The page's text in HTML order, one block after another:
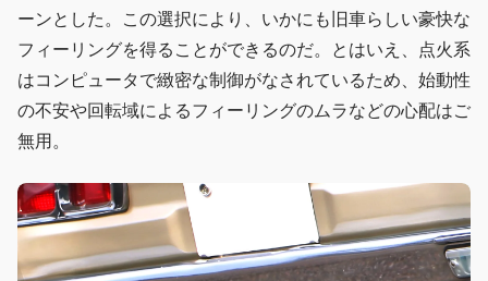
ーンとした。この選択により、いかにも旧車らしい豪快な
フィーリングを得ることができるのだ。とはいえ、点火系
はコンピュータで緻密な制御がなされているため、始動性
の不安や回転域によるフィーリングのムラなどの心配はご
無用。